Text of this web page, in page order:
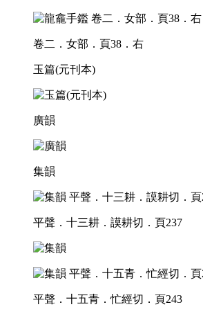
卷二．女部．頁38．右
玉篇(元刊本)
廣韻
集韻
平聲．十三耕．謨耕切．頁237
平聲．十五青．忙經切．頁243